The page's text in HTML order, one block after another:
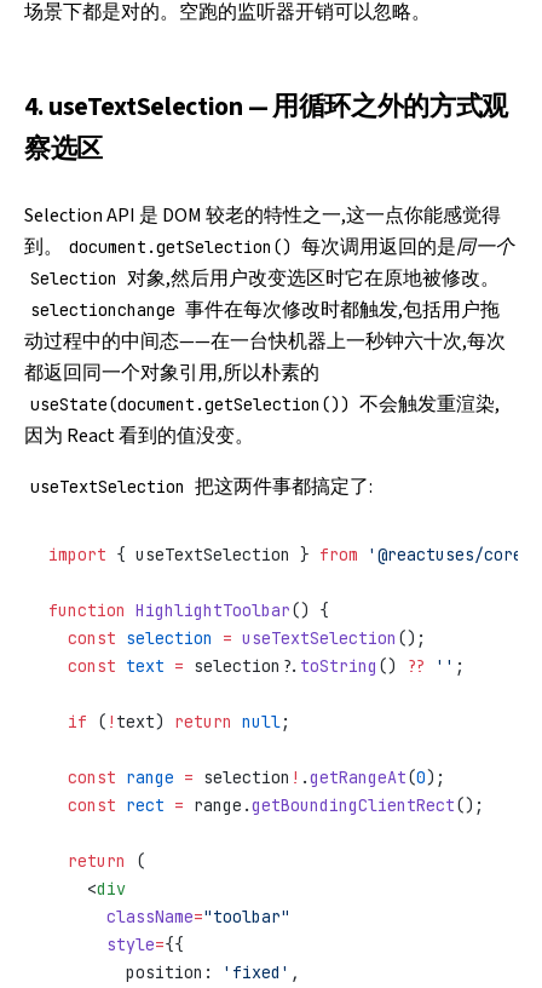
场景下都是对的。空跑的监听器开销可以忽略。
4. useTextSelection — 用循环之外的方式观
察选区
Selection API 是 DOM 较老的特性之一,这一点你能感觉得
到。
document.getSelection() 每次调用返回的是同一个
Selection 对象,然后用户改变选区时它在原地被修改。
selectionchange 事件在每次修改时都触发,包括用户拖
动过程中的中间态——在一台快机器上一秒钟六十次,每次
都返回同一个对象引用,所以朴素的
useState(document.getSelection()) 不会触发重渲染,
因为 React 看到的值没变。
useTextSelection 把这两件事都搞定了:
import { useTextSelection } from '@reactuses/core'
function HighlightToolbar() {
  const
selection = useTextSelection ();
  const
text = selection?. toString () ?? '' ;
  if
( ! text) return null;
  const
range = selection ! .getRangeAt(0);
  const
rect = range.getBoundingClientRect();
  return
(
    <
div
      className
="toolbar"
      style
={{
        position:
'fixed' ,